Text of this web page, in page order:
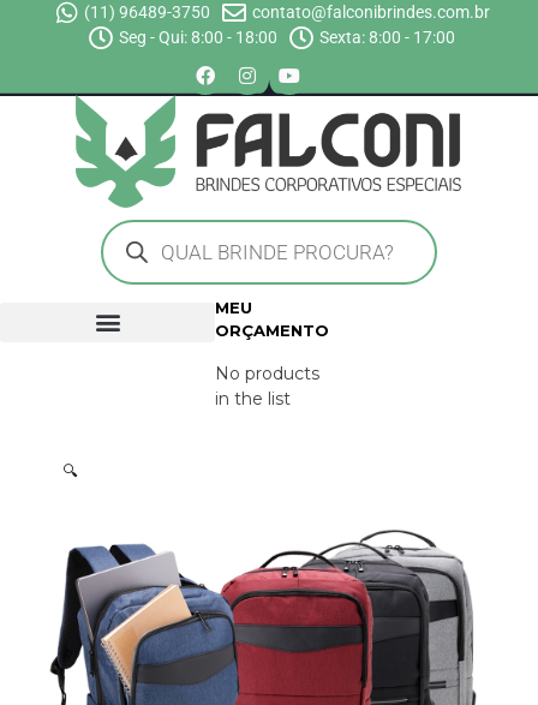
(11) 96489-3750
contato@falconibrindes.com.br
Seg - Qui: 8:00 - 18:00
Sexta: 8:00 - 17:00
MEU
ORÇAMENTO
No products
in the list
🔍